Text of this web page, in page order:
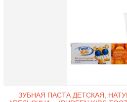
ЗУБНАЯ ПАСТА ДЕТСКАЯ,